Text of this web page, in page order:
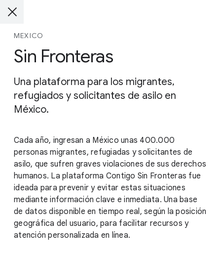
MEXICO
Sin Fronteras
Una plataforma para los migrantes,
refugiados y solicitantes de asilo en
México.
Cada año, ingresan a México unas 400.000
personas migrantes, refugiadas y solicitantes de
asilo, que sufren graves violaciones de sus derechos
humanos. La plataforma Contigo Sin Fronteras fue
ideada para prevenir y evitar estas situaciones
mediante información clave e inmediata. Una base
de datos disponible en tiempo real, según la posición
geográfica del usuario, para facilitar recursos y
atención personalizada en línea.